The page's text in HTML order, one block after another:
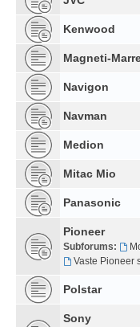
Kenwood
Magneti-
Navigon
Navman
Medion
Mitac Mio
Panasonic
Pioneer
Subforums:
Vaste Pioneer
Polstar
Sony